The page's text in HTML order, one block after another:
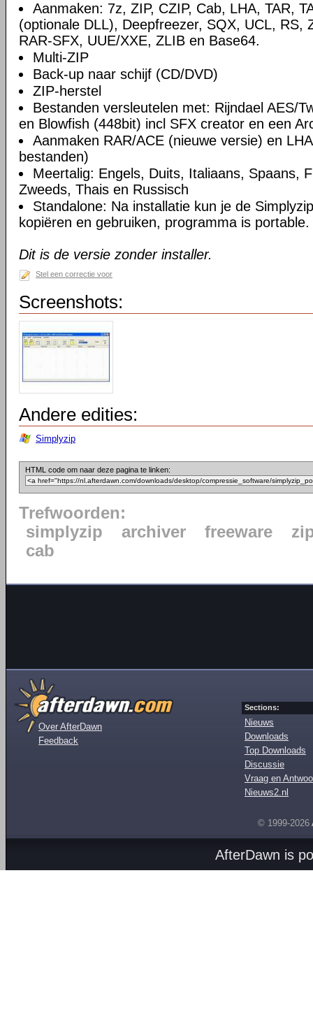
Aanmaken: 7z, ZIP, CZIP, Cab, LHA, TAR,
(optionale DLL), Deepfreezer, SQX, UCL, RS,
RAR-SFX, UUE/XXE, ZLIB en Base64.
Multi-ZIP
Back-up naar schijf (CD/DVD)
ZIP-herstel
Bestanden versleutelen met: Rijndael AES/
en Blowfish (448bit) incl SFX creator en een
Aanmaken RAR/ACE (nieuwe versie) en
bestanden)
Meertalig: Engels, Duits, Italiaans, Spaans,
Zweeds, Thais en Russisch
Standalone: Na installatie kun je de
kopiëren en gebruiken, programma is portable.
Dit is de versie zonder installer.
Stel een correctie voor
Screenshots:
Andere edities:
Simplyzip
HTML code om naar deze pagina te linken:
Trefwoorden:
simplyzip
archiver freeware
cab
Over AfterDawn
Feedback
Sections:
Nieuws
Downloads
Top Downloads
Discussie
Vraag en
Nieuws2.nl
© 1999-2026
AfterDawn is